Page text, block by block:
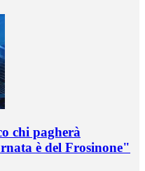
chi pagherà
è del Frosinone"